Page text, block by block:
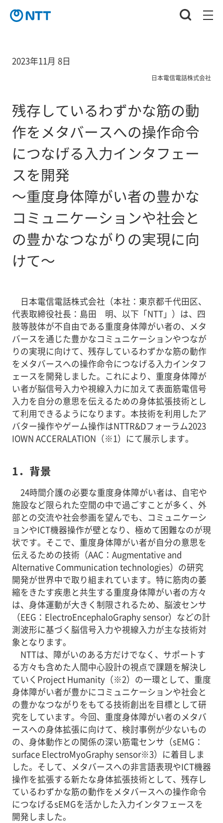
2023年11月 8日
日本電信電話株式会社
残存しているわずかな筋の動
作をメタバースへの操作命令
につなげる入力インタフェー
スを開発
～重度身体障がい者の豊かな
コミュニケーションや社会と
の豊かなつながりの実現に向
けて～
日本電信電話株式会社（本社：東京都千代田区、
代表取締役社長：島田 明、以下「NTT」）は、四
肢等肢体が不自由である重度身体障がい者の、メタ
バースを通じた豊かなコミュニケーションやつなが
りの実現に向けて、残存しているわずかな筋の動作
をメタバースへの操作命令につなげる入力インタフ
ェースを開発しました。これにより、重度身体障が
い者が脳信号入力や視線入力に加えて表面筋電信号
入力を自分の意思を伝えるための身体拡張技術とし
て利用できるようになります。本技術を利用したア
バター操作やゲーム操作はNTTR&Dフォーラム2023
IOWN ACCERALATION（※1）にて展示します。
1．背景
24時間介護の必要な重度身体障がい者は、自宅や
施設など限られた空間の中で過ごすことが多く、外
部との交流や社会参画を望んでも、コミュニケーシ
ョンやICT機器操作が壁となり、極めて困難なのが現
状です。そこで、重度身体障がい者が自分の意思を
伝えるための技術（AAC：Augmentative and
Alternative Communication technologies）の研究
開発が世界中で取り組まれています。特に筋肉の萎
縮をきたす疾患と共生する重度身体障がい者の方々
は、身体運動が大きく制限されるため、脳波センサ
（EEG：ElectroEncephaloGraphy sensor）などの計
測波形に基づく脳信号入力や視線入力が主な技術対
象となります。
NTTは、障がいのある方だけでなく、サポートす
る方々も含めた人間中心設計の視点で課題を解決し
ていくProject Humanity（※2）の一環として、重度
身体障がい者が豊かにコミュニケーションや社会と
の豊かなつながりをもてる技術創出を目標として研
究をしています。今回、重度身体障がい者のメタバ
ースへの身体拡張に向けて、検討事例が少ないもの
の、身体動作との関係の深い筋電センサ（sEMG：
surface ElectroMyoGraphy sensor※3）に着目しま
した。そして、メタバースへの非言語表現やICT機器
操作を拡張する新たな身体拡張技術として、残存し
ているわずかな筋の動作をメタバースへの操作命令
につなげるsEMGを活かした入力インタフェースを
開発しました。